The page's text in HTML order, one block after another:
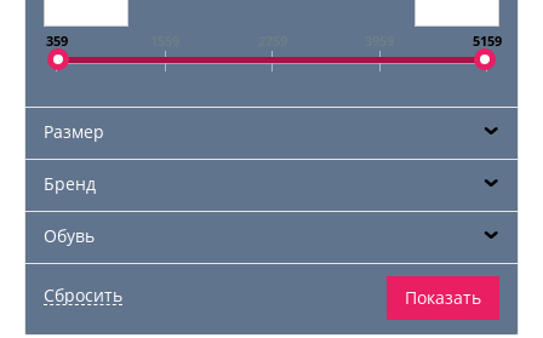
359 5159
Размер
Бренд
Обувь